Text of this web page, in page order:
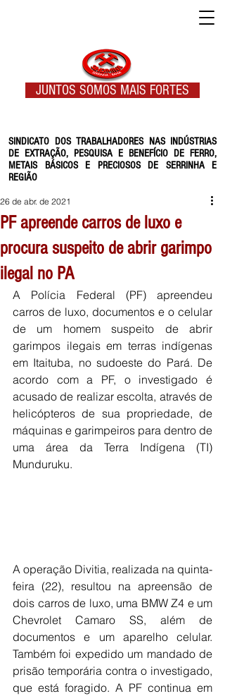
SINDICATO DOS TRABALHADORES NAS INDÚSTRIAS
DE EXTRAÇÃO, PESQUISA E BENEFÍCIO DE FERRO,
METAIS BÁSICOS E PRECIOSOS DE SERRINHA E
REGIÃO
JUNTOS SOMOS MAIS FORTES
PF apreende carros de luxo e
procura suspeito de abrir garimpo
ilegal no PA
26 de abr. de 2021
A Polícia Federal (PF) apreendeu
carros de luxo, documentos e o celular
de um homem suspeito de abrir
garimpos ilegais em terras indígenas
em Itaituba, no sudoeste do Pará. De
acordo com a PF, o investigado é
acusado de realizar escolta, através de
helicópteros de sua propriedade, de
máquinas e garimpeiros para dentro de
uma área da Terra Indígena (TI)
Munduruku.
A operação Divitia, realizada na quinta-
feira (22), resultou na apreensão de
dois carros de luxo, uma BMW Z4 e um
Chevrolet Camaro SS, além de
documentos e um aparelho celular.
Também foi expedido um mandado de
prisão temporária contra o investigado,
que está foragido. A PF continua em